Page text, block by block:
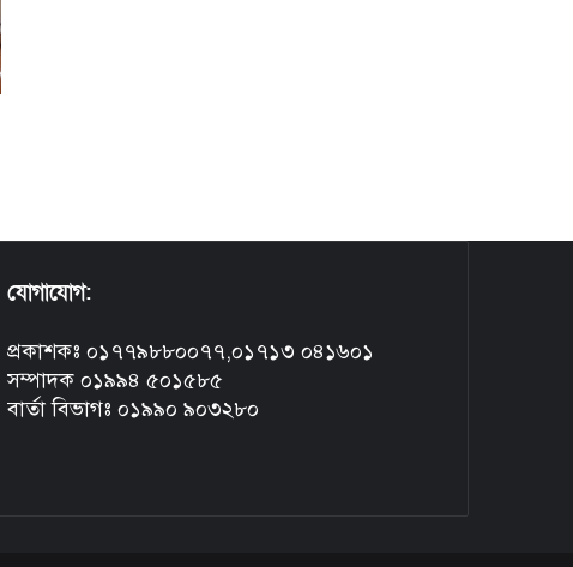
যোগাযোগ:
প্রকাশকঃ ০১৭৭৯৮৮০০৭৭,০১৭১৩ ০৪১৬০১
সম্পাদক ০১৯৯৪ ৫০১৫৮৫
বার্তা বিভাগঃ ০১৯৯০ ৯০৩২৮০